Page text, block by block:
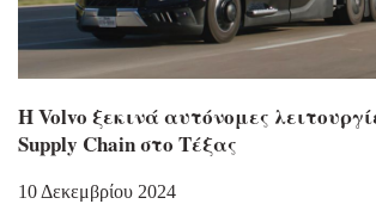
Η Volvo ξεκινά αυτόνομες
Supply Chain στο Τέξας
10 Δεκεμβρίου 2024